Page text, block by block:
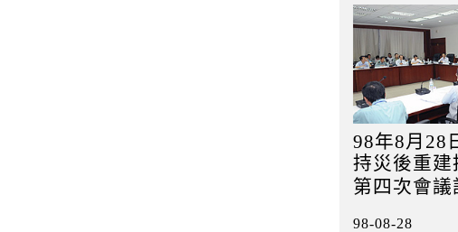
98年8月28
持災後重建
第四次會議
98-08-28